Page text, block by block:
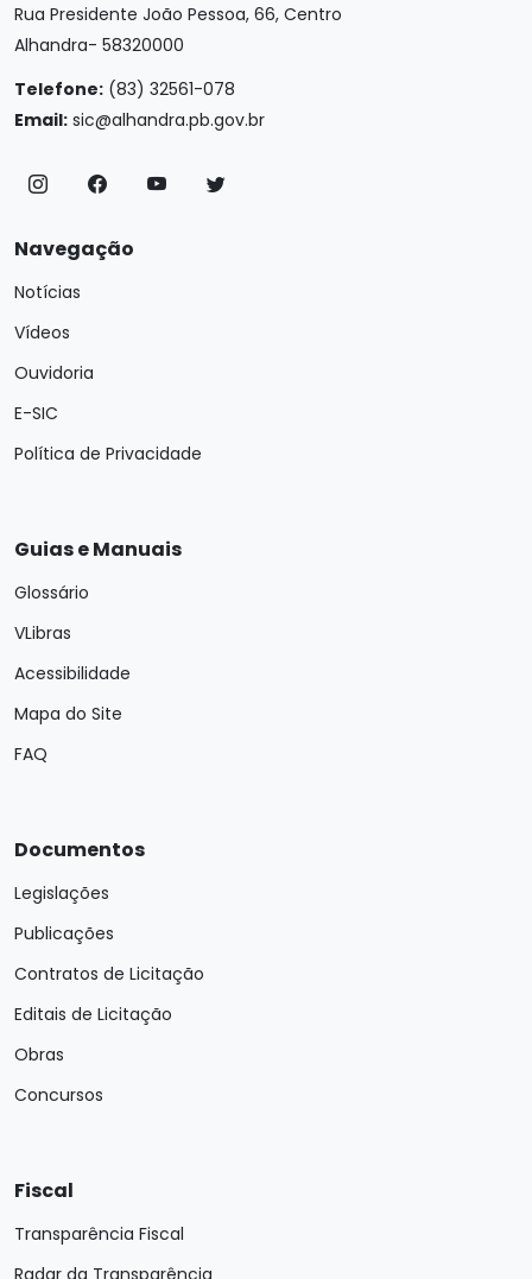
Rua Presidente João Pessoa, 66, Centro
Alhandra- 58320000
Telefone: (83) 32561-078
Email: sic@alhandra.pb.gov.br
Navegação
Notícias
Vídeos
Ouvidoria
E-SIC
Política de Privacidade
Guias e Manuais
Glossário
VLibras
Acessibilidade
Mapa do Site
FAQ
Documentos
Legislações
Publicações
Contratos de Licitação
Editais de Licitação
Obras
Concursos
Fiscal
Transparência Fiscal
Radar da Transparência